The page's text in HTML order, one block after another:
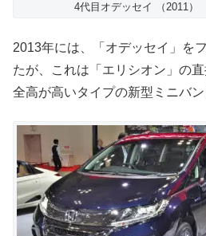
4代目オデッセイ （2011）
2013年には、「オデッセイ」を
たが、これは「エリシオン」の
全高が高いタイプの新型ミニバン